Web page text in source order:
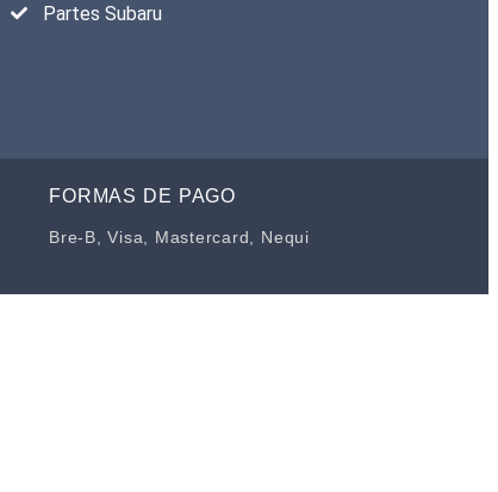
Partes Subaru
FORMAS DE PAGO
Bre-B, Visa, Mastercard, Nequi